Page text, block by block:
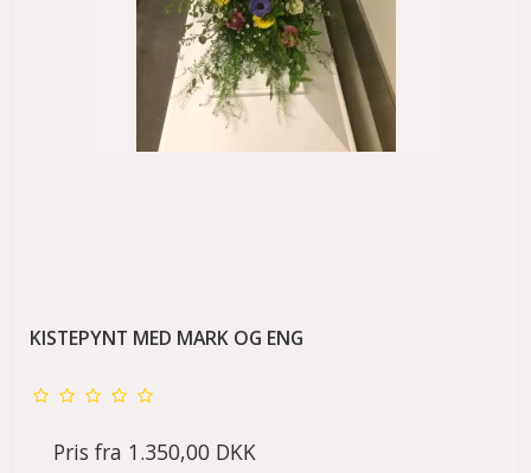
KISTEPYNT MED MARK OG ENG
Pris fra 1.350,00 DKK